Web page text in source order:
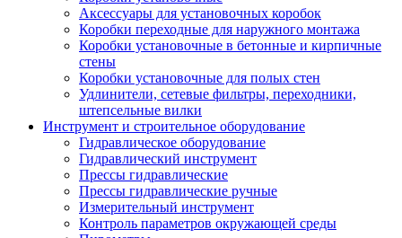
Аксессуары для установочных коробок
Коробки переходные для наружного монтажа
Коробки установочные в бетонные и кирпичные
стены
Коробки установочные для полых стен
Удлинители, сетевые фильтры, переходники,
штепсельные вилки
Инструмент и строительное оборудование
Гидравлическое оборудование
Гидравлический инструмент
Прессы гидравлические
Прессы гидравлические ручные
Измерительный инструмент
Контроль параметров окружающей среды